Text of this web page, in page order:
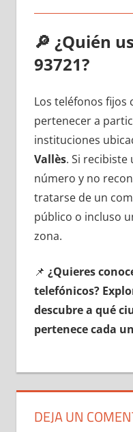
🔎 ¿Quién
93721?
Los teléfonos fijos
pertenecer а
instituciones
Vallès. Si recibiste
número у no
tratarse dе un
público ο incluso
zona.
📌 ¿Quieres
telefónicos?
descubre а qué
pertenece cada
DEJA UN